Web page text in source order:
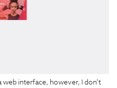
web interface, however, I don’t